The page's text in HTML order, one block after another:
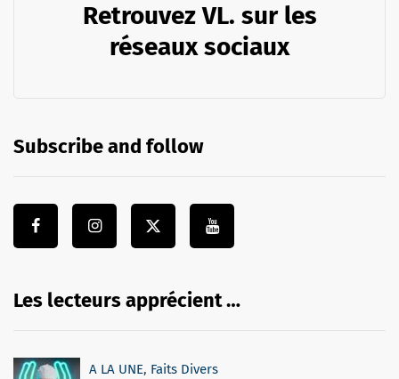
Retrouvez VL. sur les
réseaux sociaux
Subscribe and follow
Les lecteurs apprécient …
A LA UNE, Faits Divers